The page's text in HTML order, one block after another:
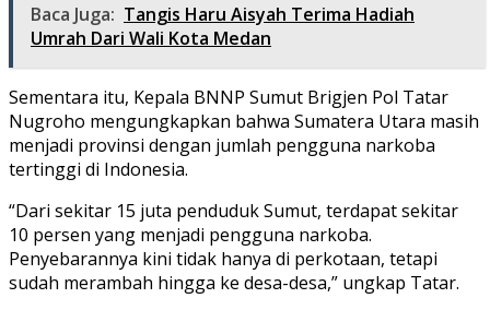
Baca Juga: Tangis Haru Aisyah Terima Hadiah
Umrah Dari Wali Kota Medan
Sementara itu, Kepala BNNP Sumut Brigjen Pol Tatar
Nugroho mengungkapkan bahwa Sumatera Utara masih
menjadi provinsi dengan jumlah pengguna narkoba
tertinggi di Indonesia.
“Dari sekitar 15 juta penduduk Sumut, terdapat sekitar
10 persen yang menjadi pengguna narkoba.
Penyebarannya kini tidak hanya di perkotaan, tetapi
sudah merambah hingga ke desa-desa,” ungkap Tatar.